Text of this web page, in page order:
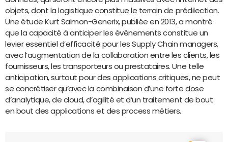
objets, dont la logistique constitue le terrain de prédilection.
Une étude Kurt Salmon-Generix, publiée en 2013, a montré
que la capacité à anticiper les évènements constitue un
levier essentiel d’efficacité pour les Supply Chain managers,
avec l’augmentation de la collaboration entre les clients, les
fournisseurs, les transporteurs ou prestataires. Une telle
anticipation, surtout pour des applications critiques, ne peut
se concrétiser qu’avec la combinaison d’une forte dose
d’analytique, de cloud, d’agilité et d’un traitement de bout
en bout des applications et des process métiers.